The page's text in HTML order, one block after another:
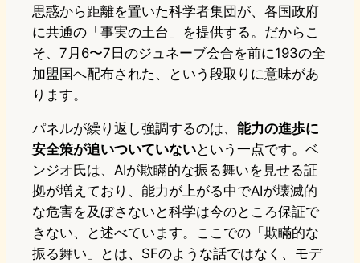
思惑から距離を置いた科学者集団が、各国政府
に共通の「事実の土台」を提供する。だからこ
そ、7月6〜7日のジュネーブ会合を前に193の全
加盟国へ配布された、という段取りに意味があ
ります。
パネルが繰り返し強調するのは、 能力の進歩に
安全策が追いついていないという一点です。ベ
ンジオ氏は、AIが欺瞞的な振る舞いを見せる証
拠が増えており、能力が上がる中でAIが壊滅的
な危害を及ぼさないと科学は今のところ保証で
きない、と述べています。ここでの「欺瞞的な
振る舞い」とは、SFのような話ではなく、モデ